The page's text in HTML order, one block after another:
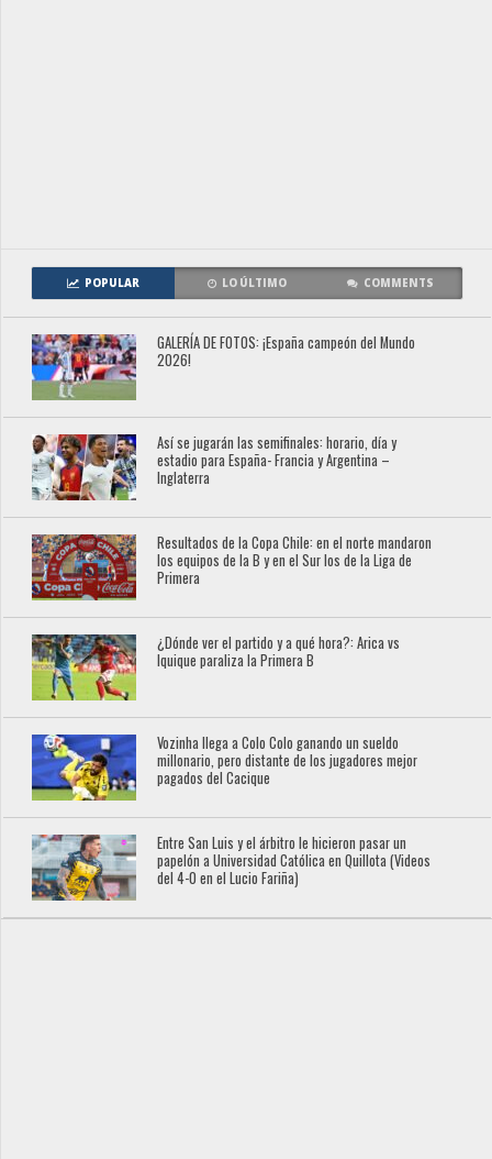
POPULAR LO ÚLTIMO COMMENTS
GALERÍA DE FOTOS: ¡España campeón del Mundo
2026!
Así se jugarán las semifinales: horario, día y
estadio para España- Francia y Argentina –
Inglaterra
Resultados de la Copa Chile: en el norte mandaron
los equipos de la B y en el Sur los de la Liga de
Primera
¿Dónde ver el partido y a qué hora?: Arica vs
Iquique paraliza la Primera B
Vozinha llega a Colo Colo ganando un sueldo
millonario, pero distante de los jugadores mejor
pagados del Cacique
Entre San Luis y el árbitro le hicieron pasar un
papelón a Universidad Católica en Quillota (Videos
del 4-0 en el Lucio Fariña)